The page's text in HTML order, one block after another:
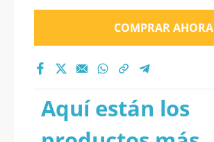
COMPRAR AHORA
Aquí están los